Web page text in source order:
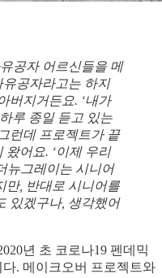
공자 어르신들을 메
공자라고는 하지
버지거든요. ‘내가
루 종일 듣고 있는
런데 프로젝트가 끝
왔어요. ‘이제 우리
뉴그레이는 시니어
만, 반대로 시니어를
있겠구나, 생각했어
년 초 코로나19 펜데믹
. 메이크오버 프로젝트와